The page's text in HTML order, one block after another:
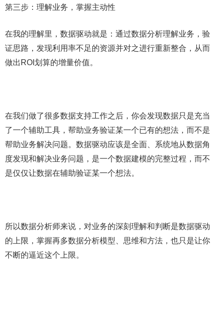
第三步：理解业务，掌握主动性
在我的理解里，数据驱动就是：通过数据分析理解业务，验
证思路，发现利用率不足的资源并对之进行重新整合，从而
做出ROI划算的增量价值。
在我们做了很多数据支持工作之后，你会发现数据只是充当
了一个辅助工具，帮助业务验证某一个已有的想法，而不是
帮助业务解决问题。数据驱动应该是全面、系统地从数据角
度发现和解决业务问题，是一个数据建模的完整过程，而不
是仅仅让数据在辅助验证某一个想法。
所以数据分析师来说，对业务的深刻理解和判断是数据驱动
的上限，掌握再多数据分析模型、思维和方法，也只是让你
不断的逼近这个上限。